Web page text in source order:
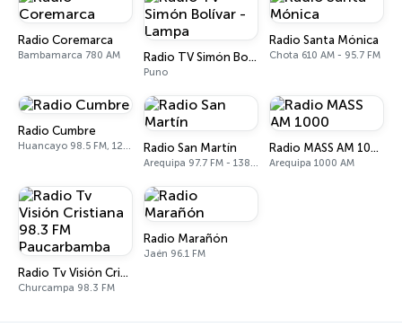
Radio Coremarca
Bambamarca 780 AM Radio TV Simón Bolívar - Lampa
Puno
Radio Santa Mónica
Chota 610 AM - 95.7 FM
Radio Cumbre
Huancayo 98.5 FM, 1240 AM Radio San Martín
Arequipa 97.7 FM - 1380 AM
Radio MASS AM 1000
Arequipa 1000 AM
Radio Tv Visión Cristiana 98.3 FM Paucarbamba
Churcampa 98.3 FM
Radio Marañón
Jaén 96.1 FM